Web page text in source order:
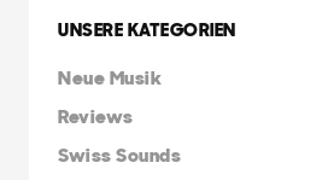
UNSERE KATEGORIEN
Neue Musik
Reviews
Swiss Sounds